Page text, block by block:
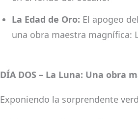
La Edad de Oro: El apogeo
una obra maestra magnífica:
DÍA DOS – La Luna: Una obra
Exponiendo la sorprendente